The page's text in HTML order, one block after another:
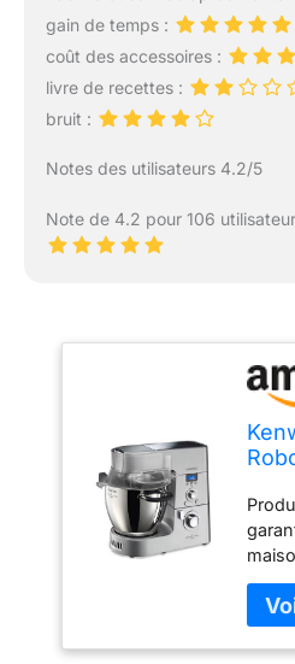
gain de temps :
coût des accessoires :
livre de recettes :
bruit :
Notes des utilisateurs 4.2/5
Note de 4.2 pour 106